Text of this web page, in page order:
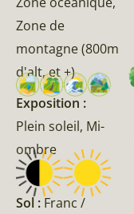
Zone de
montagne (800m
d'alt, et +)
Exposition :
Plein soleil, Mi-
ombre
Sol : Franc /